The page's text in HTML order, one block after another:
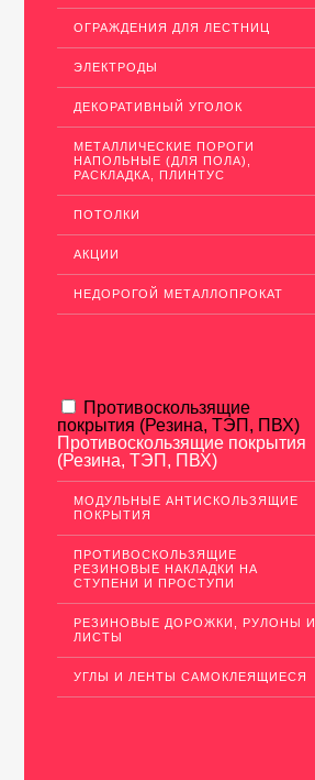
ОГРАЖДЕНИЯ ДЛЯ ЛЕСТНИЦ
ЭЛЕКТРОДЫ
ДЕКОРАТИВНЫЙ УГОЛОК
МЕТАЛЛИЧЕСКИЕ ПОРОГИ
НАПОЛЬНЫЕ (ДЛЯ ПОЛА),
РАСКЛАДКА, ПЛИНТУС
ПОТОЛКИ
АКЦИИ
НЕДОРОГОЙ МЕТАЛЛОПРОКАТ
Противоскользящие
покрытия (Резина, ТЭП, ПВХ)
Противоскользящие покрытия
(Резина, ТЭП, ПВХ)
МОДУЛЬНЫЕ АНТИСКОЛЬЗЯЩИЕ
ПОКРЫТИЯ
ПРОТИВОСКОЛЬЗЯЩИЕ
РЕЗИНОВЫЕ НАКЛАДКИ НА
СТУПЕНИ И ПРОСТУПИ
РЕЗИНОВЫЕ ДОРОЖКИ, РУЛОНЫ И
ЛИСТЫ
УГЛЫ И ЛЕНТЫ САМОКЛЕЯЩИЕСЯ